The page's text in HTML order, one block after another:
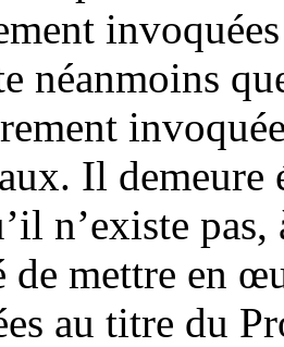
néanmoins
Il demeure
n’existe
de mettre en
au titre du